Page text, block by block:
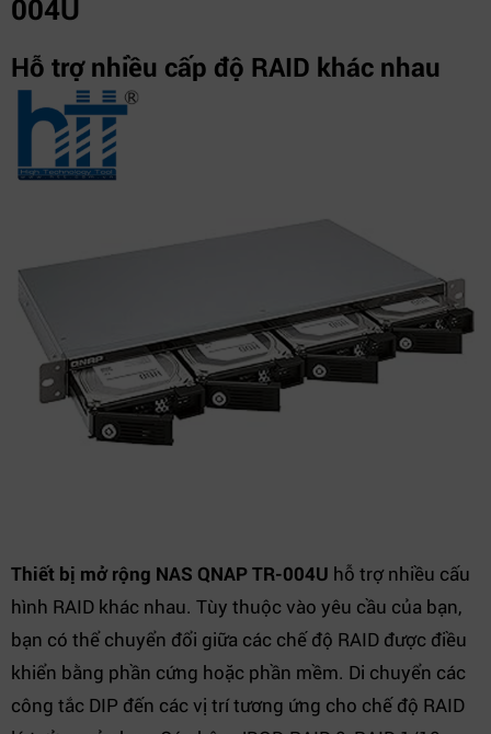
004U
Hỗ trợ nhiều cấp độ RAID khác nhau
Thiết bị mở rộng NAS QNAP TR-004U hỗ trợ nhiều cấu
hình RAID khác nhau. Tùy thuộc vào yêu cầu của bạn,
bạn có thể chuyển đổi giữa các chế độ RAID được điều
khiển bằng phần cứng hoặc phần mềm. Di chuyển các
công tắc DIP đến các vị trí tương ứng cho chế độ RAID